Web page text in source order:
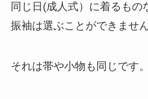
同じ日(成人式）に着るも
振袖は選ぶことができません
それは帯や小物も同じです。